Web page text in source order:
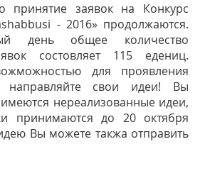
принятие заявок на Конкурс
- 2016» продолжаются.
день общее количество
состовляет 115 едениц.
для проявления
направляйте свои идеи! Вы
нереализованные идеи,
принимаются до 20 октября
Вы можете такжа отправить